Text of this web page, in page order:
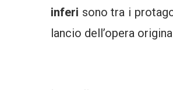
inferi sono tra i
lancio dell’opera